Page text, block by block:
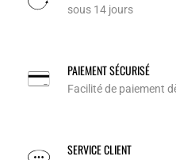
sous 14 jours
PAIEMENT SÉCURISÉ
Facilité de paiement
SERVICE CLIENT